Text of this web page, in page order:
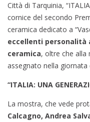
Città di Tarquinia,
cornice del secondo
ceramica dedicato a
eccellenti personalità
ceramica, oltre che alla
assegnato nella
“ITALIA: UNA
La mostra, che vede
Calcagno, Andrea